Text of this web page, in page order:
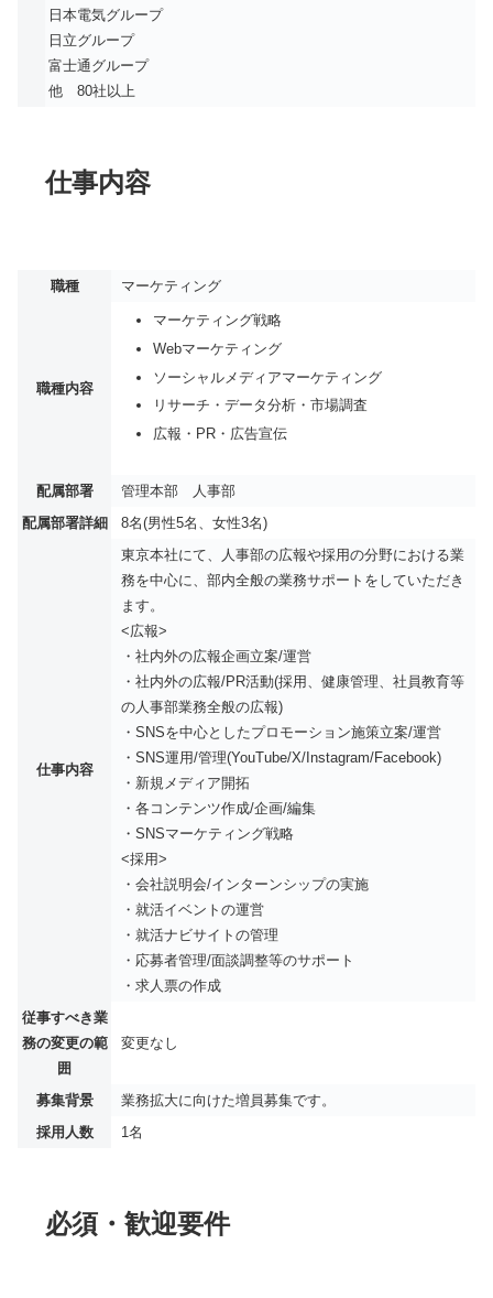
日本電気グループ
日立グループ
富士通グループ
他 80社以上
仕事内容
職種 マーケティング
職種内容
マーケティング戦略
Webマーケティング
ソーシャルメディアマーケティング
リサーチ・データ分析・市場調査
広報・PR・広告宣伝
配属部署
管理本部 人事部
配属部署詳細
8名(男性5名、女性3名)
仕事内容
東京本社にて、人事部の広報や採用の分野における業
務を中心に、部内全般の業務サポートをしていただき
ます。
<広報>
・社内外の広報企画立案/運営
・社内外の広報/PR活動(採用、健康管理、社員教育等
の人事部業務全般の広報)
・SNSを中心としたプロモーション施策立案/運営
・SNS運用/管理(YouTube/X/Instagram/Facebook)
・新規メディア開拓
・各コンテンツ作成/企画/編集
・SNSマーケティング戦略
<採用>
・会社説明会/インターンシップの実施
・就活イベントの運営
・就活ナビサイトの管理
・応募者管理/面談調整等のサポート
・求人票の作成
従事すべき業
務の変更の範
囲
変更なし
募集背景
業務拡大に向けた増員募集です。
採用人数
1名
必須・歓迎要件